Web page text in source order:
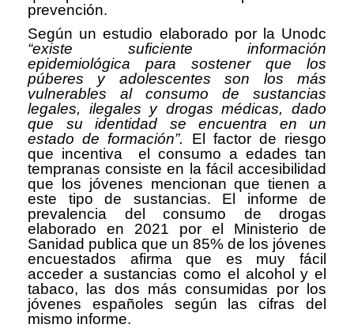
prevención.
Según un estudio elaborado por la Unodc
“existe suficiente información
epidemiológica para sostener que los
púberes y adolescentes son los más
vulnerables al consumo de sustancias
legales, ilegales y drogas médicas, dado
que su identidad se encuentra en un
estado de formación”. El factor de riesgo
que incentiva el consumo a edades tan
tempranas consiste en la fácil accesibilidad
que los jóvenes mencionan que tienen a
este tipo de sustancias. El informe de
prevalencia del consumo de drogas
elaborado en 2021 por el Ministerio de
Sanidad publica que un 85% de los jóvenes
encuestados afirma que es muy fácil
acceder a sustancias como el alcohol y el
tabaco, las dos más consumidas por los
jóvenes españoles según las cifras del
mismo informe.